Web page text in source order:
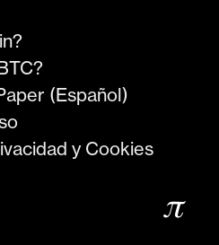
(Español)
y Cookies
𝜋